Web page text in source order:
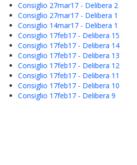
Consiglio 27mar17 - Delibera 2
Consiglio 27mar17 - Delibera 1
Consiglio 14mar17 - Delibera 1
Consiglio 17feb17 - Delibera 15
Consiglio 17feb17 - Delibera 14
Consiglio 17feb17 - Delibera 13
Consiglio 17feb17 - Delibera 12
Consiglio 17feb17 - Delibera 11
Consiglio 17feb17 - Delibera 10
Consiglio 17feb17 - Delibera 9